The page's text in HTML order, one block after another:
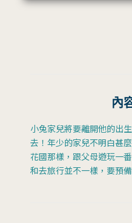
內
小兔家兒將要離開他的出
去！年少的家兒不明白甚
花國那樣，跟父母遊玩一
和去旅行並不一樣，要預